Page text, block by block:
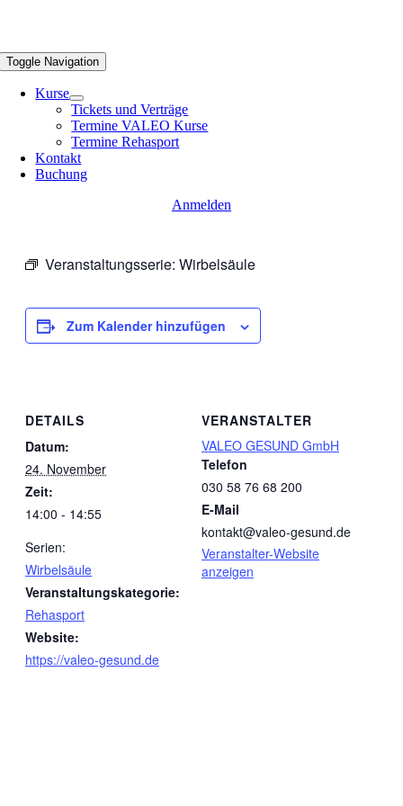
Toggle Navigation
Kurse
Tickets und Verträge
Termine VALEO Kurse
Termine Rehasport
Kontakt
Buchung
Anmelden
Veranstaltungsserie: Wirbelsäule
Zum Kalender hinzufügen
DETAILS
Datum:
24. November
Zeit:
14:00 - 14:55
Serien:
Wirbelsäule
Veranstaltungskategorie:
Rehasport
Website:
https://valeo-gesund.de
VERANSTALTER
VALEO GESUND GmbH
Telefon
030 58 76 68 200
E-Mail
kontakt@valeo-gesund.de
Veranstalter-Website
anzeigen